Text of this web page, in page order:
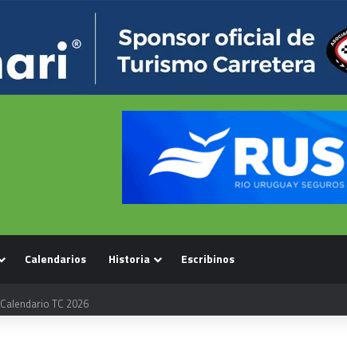
Calendarios Historia Escribinos
Calendario TC 2026